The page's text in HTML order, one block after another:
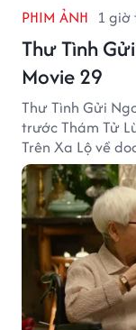
PHIM ẢNH 1
Thư Tình
Movie 29
Thư Tình Gửi
trước Thám Tử
Trên Xa Lộ về